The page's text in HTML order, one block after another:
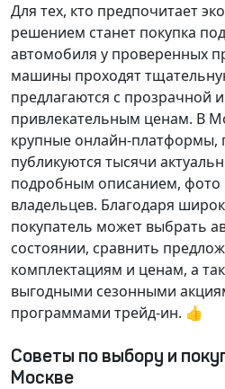
Для тех, кто предпочитает
решением станет покупка
автомобиля у проверенных
машины проходят
предлагаются с прозрачной
привлекательным ценам. В
крупные онлайн-платформы,
публикуются тысячи
подробным описанием, фото
владельцев. Благодаря
покупатель может выбрать
состоянии, сравнить
комплектациям и ценам, а
выгодными сезонными
программами трейд-ин. 👍
Советы по выбору и
Москве